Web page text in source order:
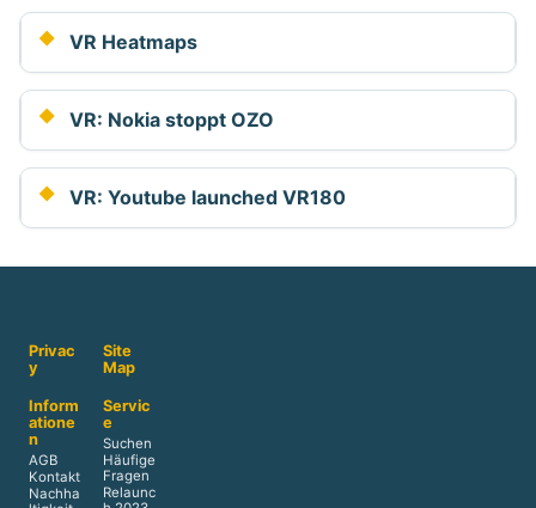
VR Heatmaps
VR: Nokia stoppt OZO
VR: Youtube launched VR180
Privac
y
Site
Map
Inform
atione
n
AGB
Kontakt
Nachha
Servic
e
Suchen
Häufige
Fragen
Relaunc